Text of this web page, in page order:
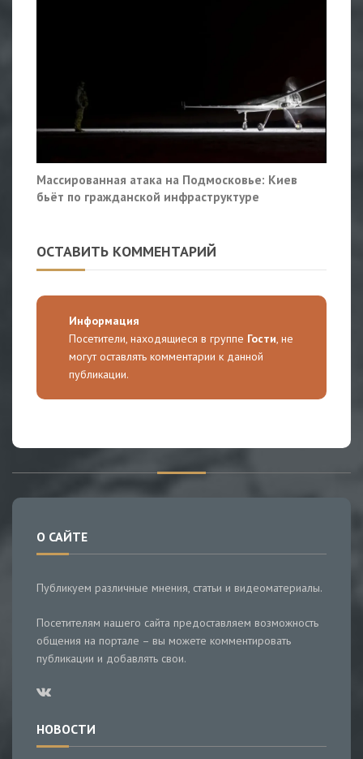
Массированная атака на Подмосковье: Киев
бьёт по гражданской инфраструктуре
ОСТАВИТЬ КОММЕНТАРИЙ
Информация
Посетители, находящиеся в группе Гости, не
могут оставлять комментарии к данной
публикации.
О САЙТЕ
Публикуем различные мнения, статьи и видеоматериалы.
Посетителям нашего сайта предоставляем возможность
общения на портале – вы можете комментировать
публикации и добавлять свои.
НОВОСТИ